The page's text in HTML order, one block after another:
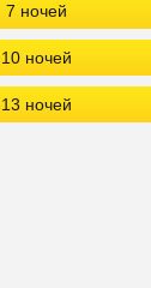
7 ночей
10 ночей
13 ночей